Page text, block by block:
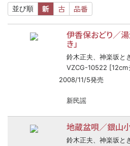
並び順 新 古 品番
伊香保おどり／
き」
鈴木正夫、神楽坂と
VZCG-10522 [12cm
2008/11/5発売
新民謡
地蔵盆唄／銀山
鈴木正夫、神楽坂と